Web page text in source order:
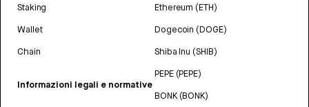
Staking
Wallet
Chain
Informazioni legali e normative
Ethereum (ETH)
Dogecoin (DOGE)
Shiba Inu (SHIB)
PEPE (PEPE)
BONK (BONK)